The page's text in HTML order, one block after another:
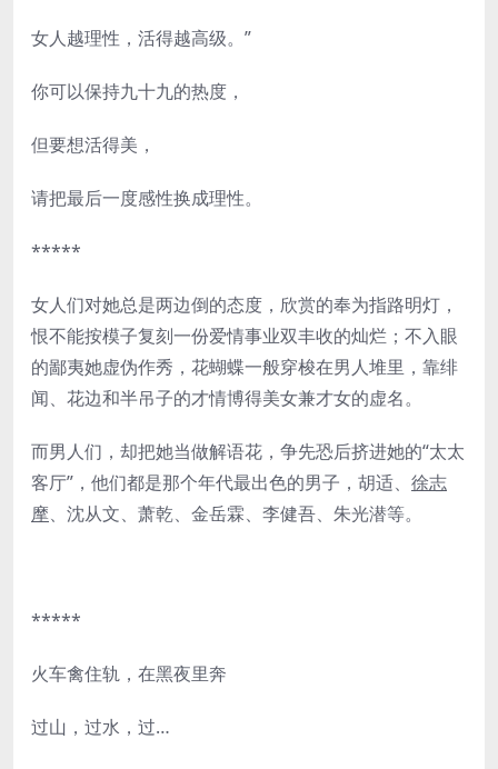
女人越理性，活得越高级。”
你可以保持九十九的热度，
但要想活得美，
请把最后一度感性换成理性。
*****
女人们对她总是两边倒的态度，欣赏的奉为指路明灯，
恨不能按模子复刻一份爱情事业双丰收的灿烂；不入眼
的鄙夷她虚伪作秀，花蝴蝶一般穿梭在男人堆里，靠绯
闻、花边和半吊子的才情博得美女兼才女的虚名。
而男人们，却把她当做解语花，争先恐后挤进她的“太太
客厅”，他们都是那个年代最出色的男子，胡适、 徐志
摩、沈从文、萧乾、金岳霖、李健吾、朱光潜等。
*****
火车禽住轨，在黑夜里奔
过山，过水，过…